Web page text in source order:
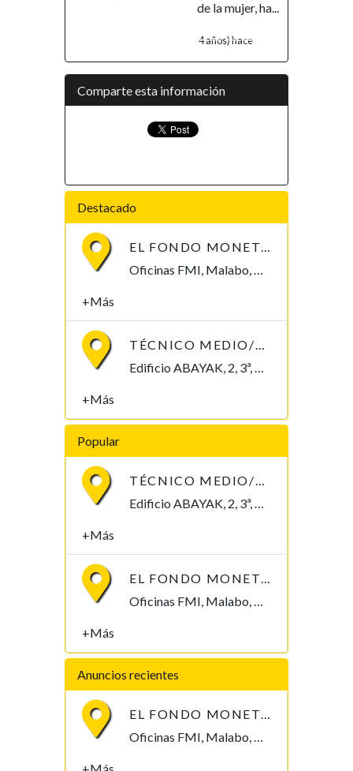
Comparte esta información
Destacado
+Más
+Más
Popular
TÉCNICO MEDIO/SUPERIOR/INGENIERO/TELECOMUNICACIONES
Edificio ABAYAK, 2, 3ª, Malabo 2. Bioko Norte Malabo, Bioko Norte , Guinea Ecuatorial
+Más
EL FONDO MONETARIO INTERNACIONAL (FMI) BUSCA CONTRATAR UN/A ECONOMISTA
Oficinas FMI, Malabo, Bioko Norte , Guinea Ecuatorial
+Más
Anuncios recientes
EL FONDO MONETARIO INTERNACIONAL (FMI) BUSCA CONTRATAR UN/A ECONOMISTA
Oficinas FMI, Malabo, Bioko Norte , Guinea Ecuatorial